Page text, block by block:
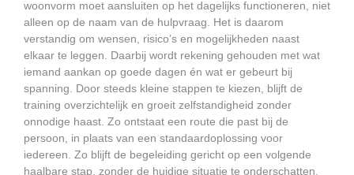
woonvorm moet aansluiten op het dagelijks functioneren, niet
alleen op de naam van de hulpvraag. Het is daarom
verstandig om wensen, risico’s en mogelijkheden naast
elkaar te leggen. Daarbij wordt rekening gehouden met wat
iemand aankan op goede dagen én wat er gebeurt bij
spanning. Door steeds kleine stappen te kiezen, blijft de
training overzichtelijk en groeit zelfstandigheid zonder
onnodige haast. Zo ontstaat een route die past bij de
persoon, in plaats van een standaardoplossing voor
iedereen. Zo blijft de begeleiding gericht op een volgende
haalbare stap, zonder de huidige situatie te onderschatten.